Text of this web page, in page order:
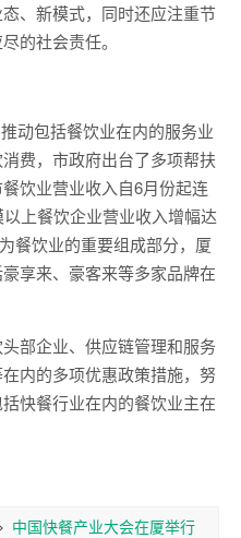
、新模式，同时还应注重节
的社会责任。
动包括餐饮业在内的服务业
费，市政府出台了多项帮扶
饮业营业收入自6月份起连
上餐饮企业营业收入增幅达
餐饮业的重要组成部分，厦
享来、豪客来等多家品牌在
部企业、供应链管理和服务
内的多项优惠政策措施，努
快餐行业在内的餐饮业主在
中国快餐产业大会在厦举行